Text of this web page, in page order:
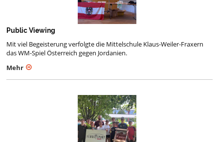
Public Viewing
Mit viel Begeisterung verfolgte die Mittelschule Klaus-Weiler-Fraxern
das WM-Spiel Österreich gegen Jordanien.
Mehr